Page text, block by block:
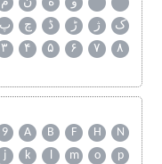
پ چ ڈ ڑ ژ
ک
۳ ۴ ۵ ۶ ۷
۸
9 A B F H
N
j k l m o
p